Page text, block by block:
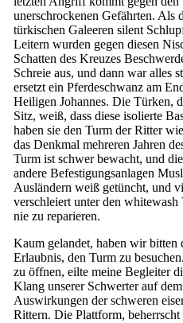
unerschrockenen Gefährten. Als
türkischen Galeeren silent
Leitern wurden gegen diesen
Schatten des Kreuzes
Schreie aus, und dann war alles
ersetzt ein Pferdeschwanz am
Heiligen Johannes. Die Türken,
Sitz, weiß, dass diese isolierte
haben sie den Turm der Ritter
das Denkmal mehreren Jahren
Turm ist schwer bewacht, und
andere Befestigungsanlagen
Ausländern weiß getüncht, und
verschleiert unter den
nie zu reparieren.
Kaum gelandet, haben wir bitten
Erlaubnis, den Turm zu
zu öffnen, eilte meine Begleiter
Klang unserer Schwerter auf
Auswirkungen der schweren
Rittern. Die Plattform, beherrscht